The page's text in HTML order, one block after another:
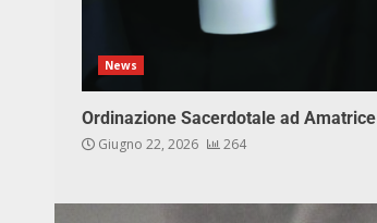
News
Ordinazione Sacerdotale ad Amatrice
Giugno 22, 2026 264